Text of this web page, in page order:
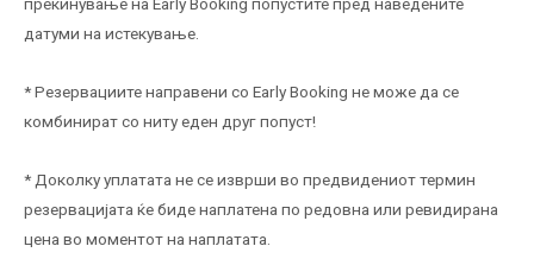
датуми на истекување.
* Резервациите направени со Early Booking не може да се
комбинират со ниту еден друг попуст!
* Доколку уплатата не се изврши во предвидениот термин
резервацијата ќе биде наплатена по редовна или ревидирана
цена во моментот на наплатата.